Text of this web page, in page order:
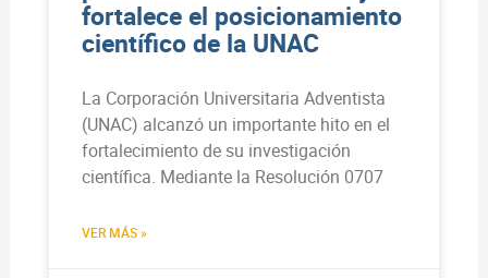
fortalece el posicionamiento
científico de la UNAC
La Corporación Universitaria Adventista
(UNAC) alcanzó un importante hito en el
fortalecimiento de su investigación
científica. Mediante la Resolución 0707
VER MÁS »